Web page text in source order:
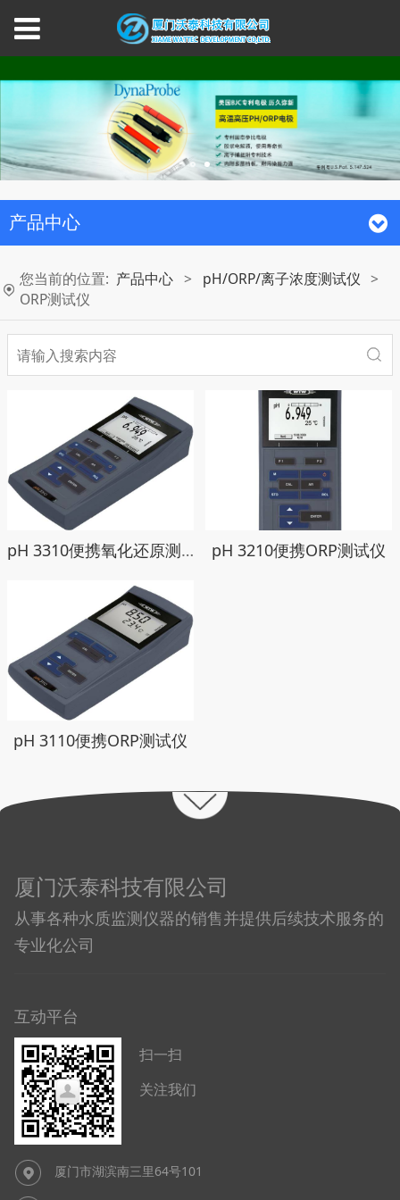
产品中心
您当前的位置: 产品中心 > pH/ORP/离子浓度测试仪 >
ORP测试仪
pH 3310便携氧化还原测试仪 pH 3210便携ORP测试仪
pH 3110便携ORP测试仪
厦门沃泰科技有限公司
从事各种水质监测仪器的销售并提供后续技术服务的
专业化公司
互动平台
扫一扫
关注我们
厦门市湖滨南三里64号101